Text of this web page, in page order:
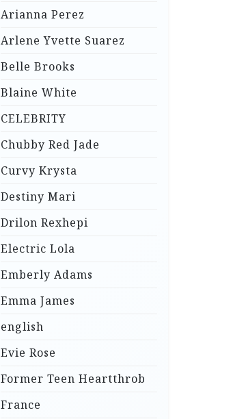
Arianna Perez
Arlene Yvette Suarez
Belle Brooks
Blaine White
CELEBRITY
Chubby Red Jade
Curvy Krysta
Destiny Mari
Drilon Rexhepi
Electric Lola
Emberly Adams
Emma James
english
Evie Rose
Former Teen Heartthrob
France